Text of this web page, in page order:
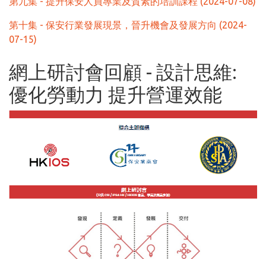
第十集 - 保安行業發展現景，晉升機會及發展方向 (2024-
07-15)
網上研討會回顧 - 設計思維:
優化勞動力 提升營運效能